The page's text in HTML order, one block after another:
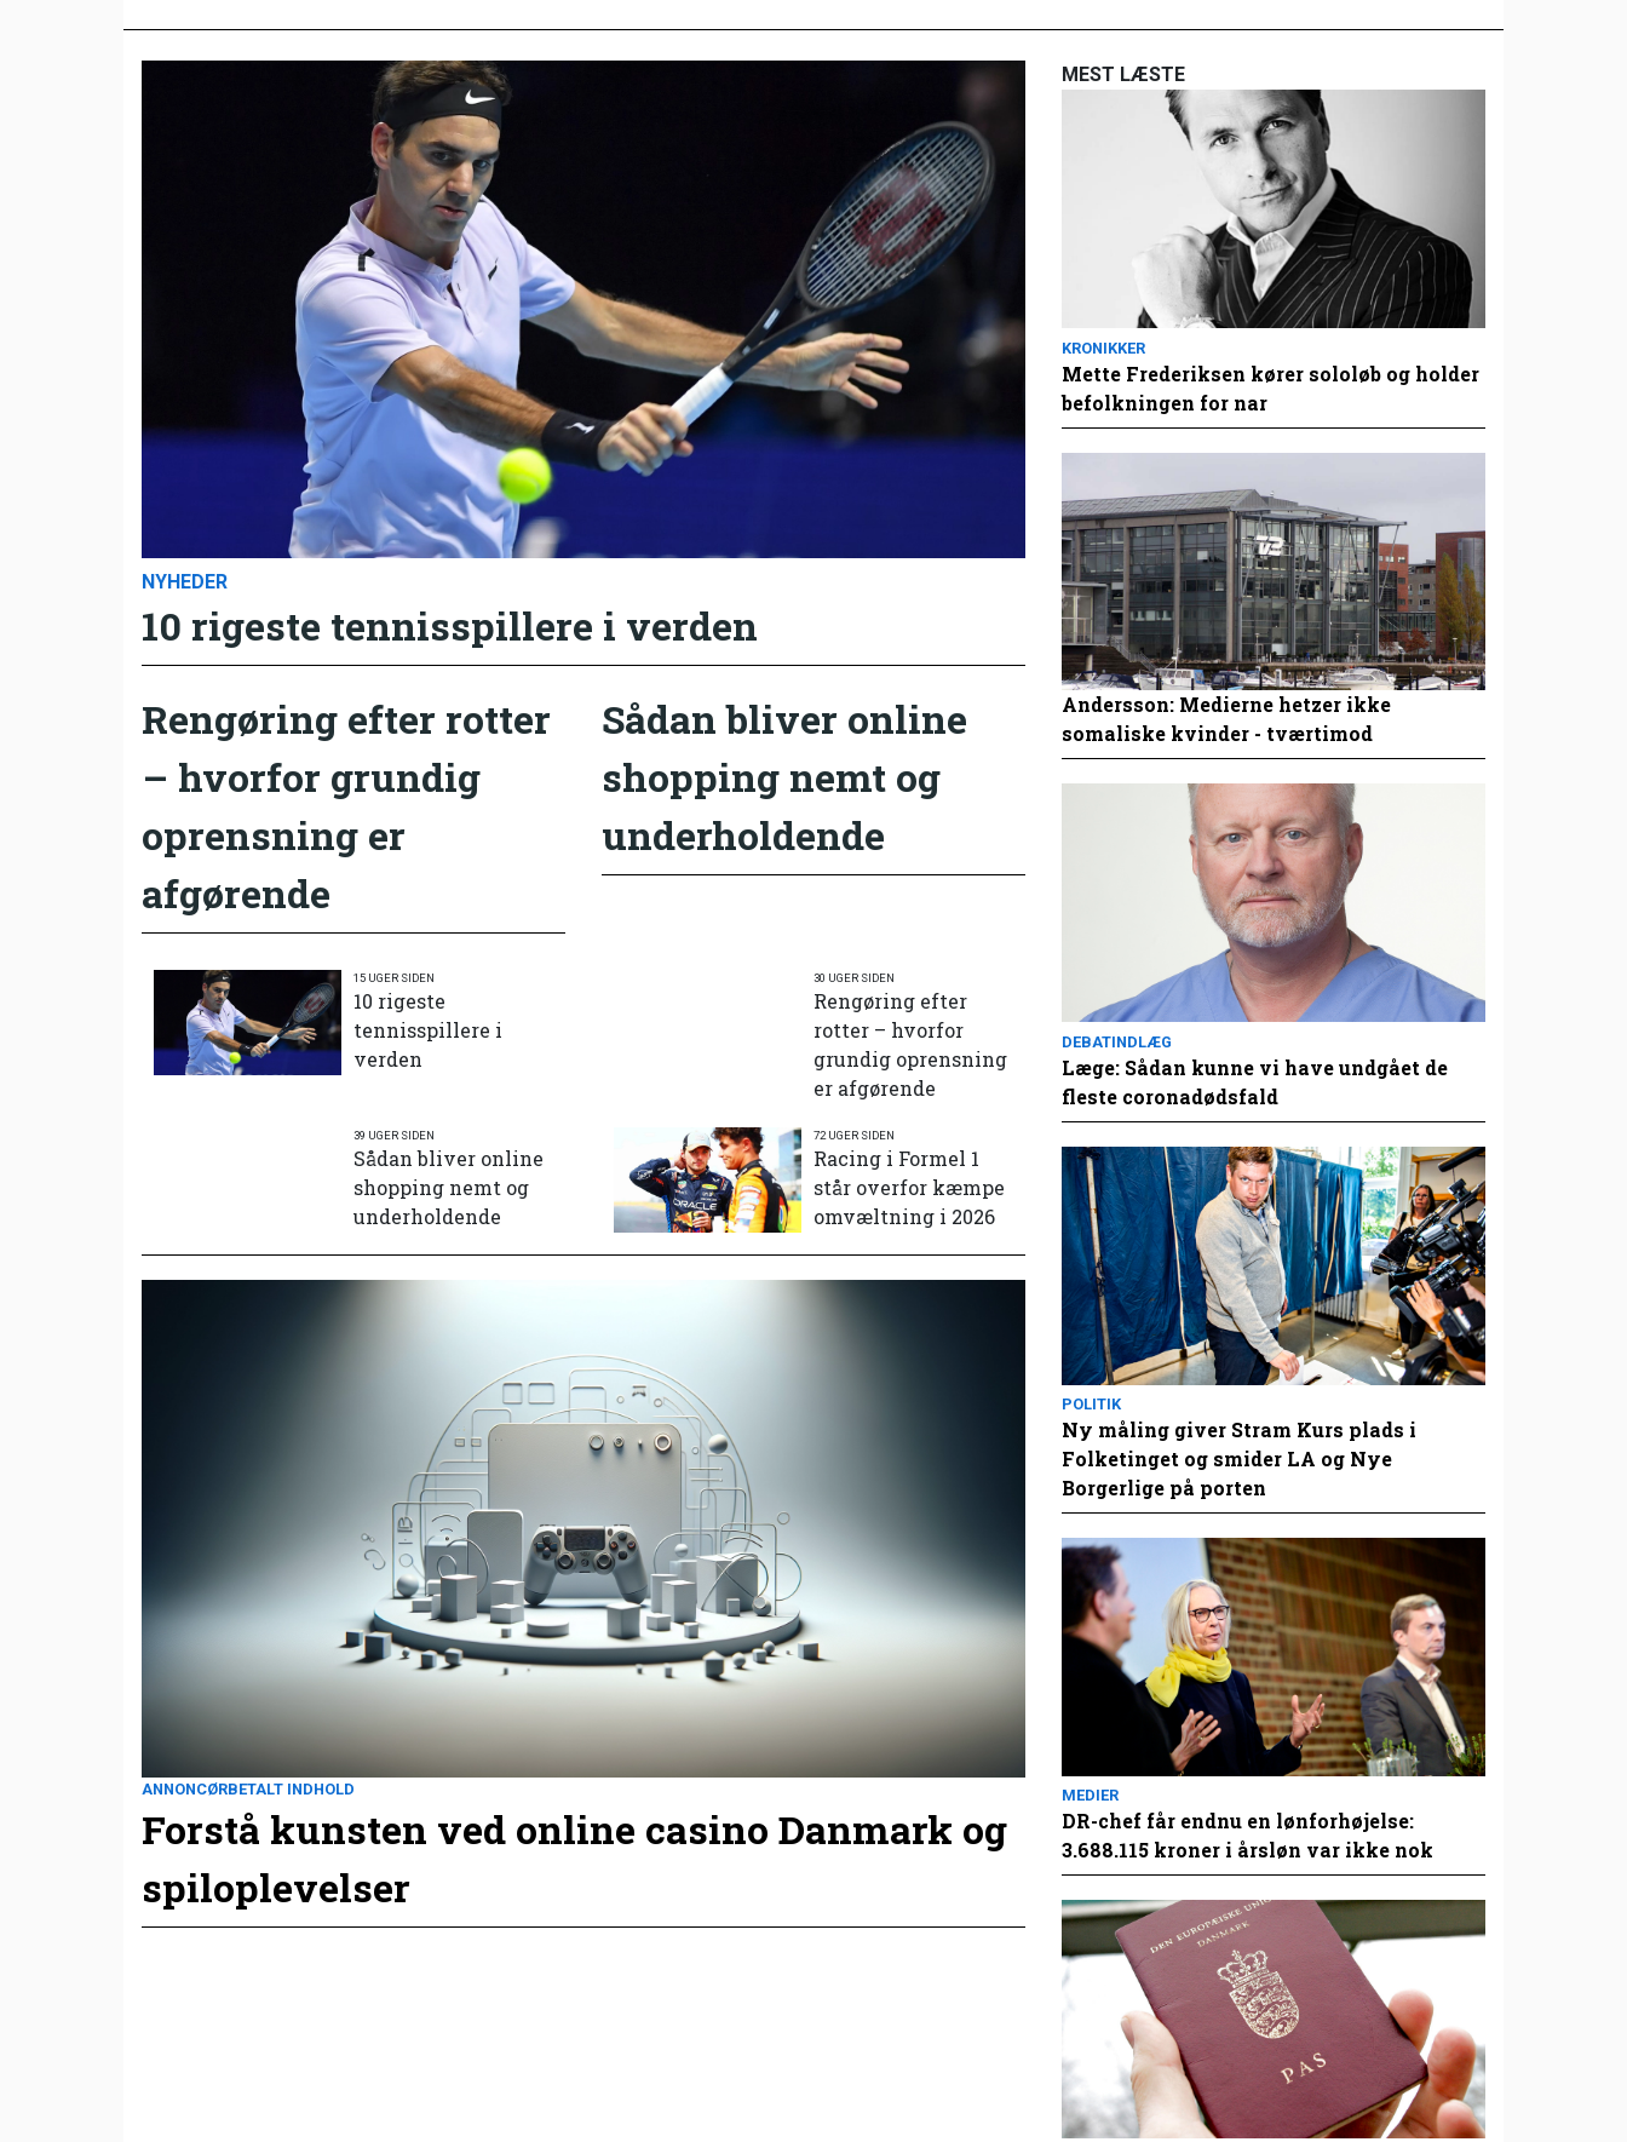
NYHEDER
10 rigeste tennisspillere i verden
Rengøring efter rotter
– hvorfor grundig
oprensning er
afgørende
Sådan bliver online
shopping nemt og
underholdende
15 UGER SIDEN
10 rigeste
tennisspillere i
verden
30 UGER SIDEN
Rengøring efter
rotter – hvorfor
grundig oprensning
er afgørende
39 UGER SIDEN
Sådan bliver online
shopping nemt og
underholdende
72 UGER SIDEN
Racing i Formel 1
står overfor kæmpe
omvæltning i 2026
ANNONCØRBETALT INDHOLD
Forstå kunsten ved online casino Danmark og
spiloplevelser
MEST LÆSTE
KRONIKKER
Mette Frederiksen kører sololøb og holder
befolkningen for nar
Andersson: Medierne hetzer ikke
somaliske kvinder - tværtimod
DEBATINDLÆG
Læge: Sådan kunne vi have undgået de
fleste coronadødsfald
POLITIK
Ny måling giver Stram Kurs plads i
Folketinget og smider LA og Nye
Borgerlige på porten
MEDIER
DR-chef får endnu en lønforhøjelse:
3.688.115 kroner i årsløn var ikke nok